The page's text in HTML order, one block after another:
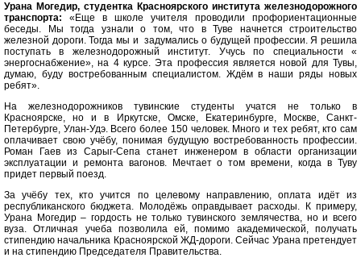
Урана Могедир, студентка Красноярского института железнодорожного
транспорта: «Еще в школе учителя проводили профориентационные
беседы. Мы тогда узнали о том, что в Туве начнется строительство
железной дороги. Тогда мы и задумались о будущей профессии. Я решила
поступать в железнодорожный институт. Учусь по специальности «
энергоснабжение», на 4 курсе. Эта профессия является новой для Тувы,
думаю, буду востребованным специалистом. Ждём в наши ряды новых
ребят».
На железнодорожников тувинские студенты учатся не только в
Красноярске, но и в Иркутске, Омске, Екатеринбурге, Москве, Санкт-
Петербурге, Улан-Удэ. Всего более 150 человек. Много и тех ребят, кто сам
оплачивает свою учёбу, понимая будущую востребованность профессии.
Роман Гаев из Сарыг-Сепа станет инженером в области организации
эксплуатации и ремонта вагонов. Мечтает о том времени, когда в Туву
придет первый поезд.
За учёбу тех, кто учится по целевому направлению, оплата идёт из
республиканского бюджета. Молодёжь оправдывает расходы. К примеру,
Урана Могедир – гордость не только тувинского землячества, но и всего
вуза. Отличная учеба позволила ей, помимо академической, получать
стипендию начальника Красноярской ЖД-дороги. Сейчас Урана претендует
и на стипендию Председателя Правительства.